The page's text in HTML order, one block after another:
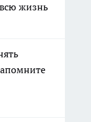
жизнь